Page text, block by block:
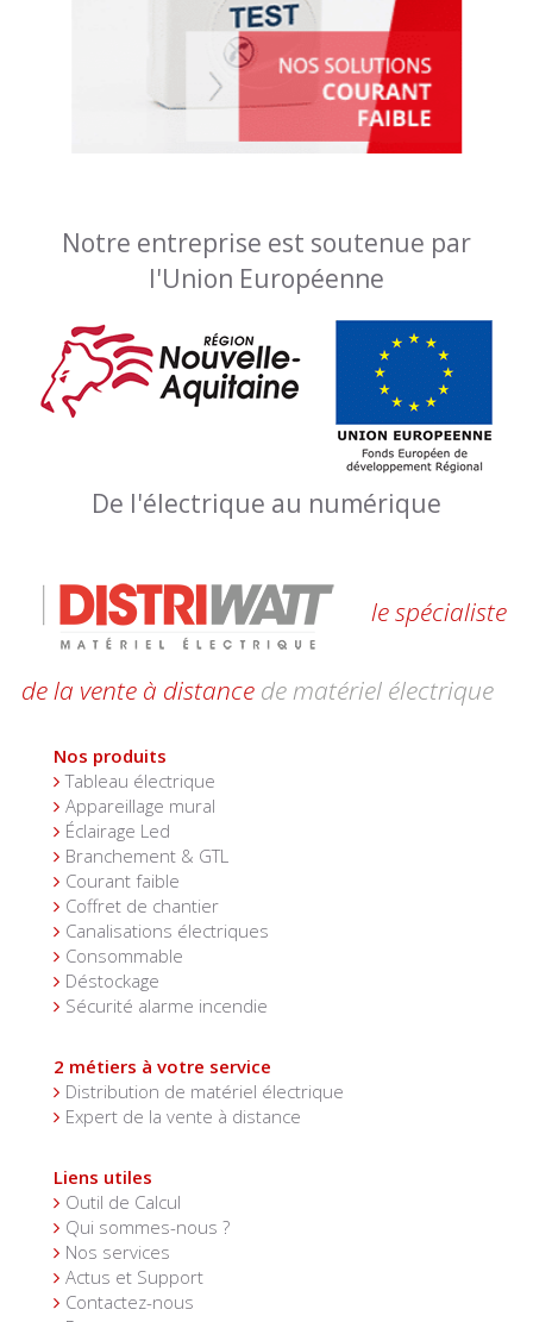
Notre entreprise est soutenue par
l'Union Européenne
De l'électrique au numérique
le spécialiste
de la vente à distance de matériel électrique
Nos produits
Tableau électrique
Appareillage mural
Éclairage Led
Branchement & GTL
Courant faible
Coffret de chantier
Canalisations électriques
Consommable
Déstockage
Sécurité alarme incendie
2 métiers à votre service
Distribution de matériel électrique
Expert de la vente à distance
Liens utiles
Outil de Calcul
Qui sommes-nous ?
Nos services
Actus et Support
Contactez-nous